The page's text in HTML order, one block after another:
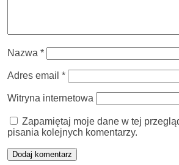
Nazwa *
Adres email *
Witryna internetowa
Zapamiętaj moje dane w tej
pisania kolejnych komentarzy.